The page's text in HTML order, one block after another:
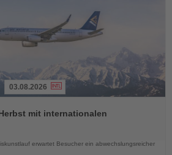
03.08.2026
mit internationalen
erwartet Besucher ein abwechslungsreicher